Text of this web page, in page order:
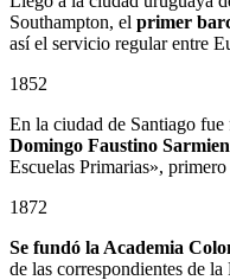
Southampton, el primer
así el servicio regular entre
1852
En la ciudad de Santiago
Domingo Faustino
Escuelas Primarias»,
1872
Se fundó la Academia
de las correspondientes de